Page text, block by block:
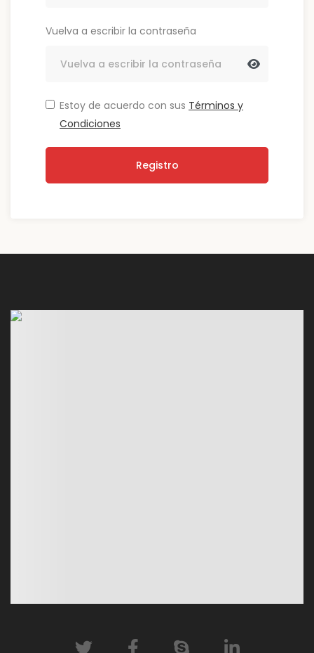
Vuelva a escribir la contraseña
Estoy de acuerdo con sus Términos y
Condiciones
Registro